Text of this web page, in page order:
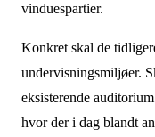
vinduespartier.
Konkret skal de
undervisningsmiljøer.
eksisterende
hvor der i dag blandt